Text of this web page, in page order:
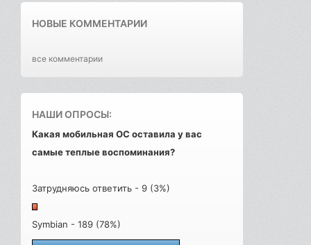
НОВЫЕ КОММЕНТАРИИ
все комментарии
НАШИ ОПРОСЫ:
Какая мобильная ОС оставила у вас
самые теплые воспоминания?
Затрудняюсь ответить - 9 (3%)
Symbian - 189 (78%)